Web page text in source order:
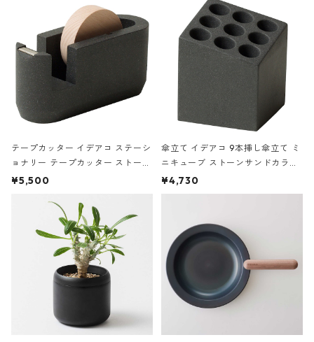
テープカッター イデアコ ステーシ
ョナリー テープカッター ストーン
サンドカラー 石調 ideaco Station
¥5,500
傘立て イデアコ 9本挿し傘立て ミ
ニキューブ ストーンサンドカラー
石調 ideaco Umbrella Stand CUB
E ストーンサンドブラック
¥4,730